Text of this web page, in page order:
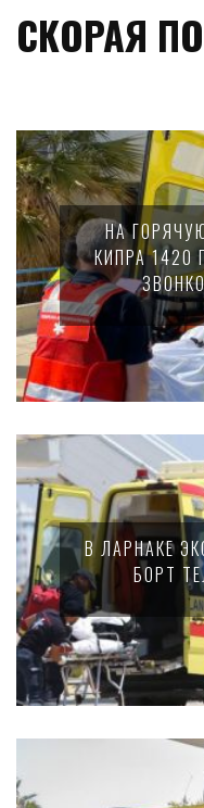
СКОРАЯ
НА
КИПРА 1420
В ЛАРНАКЕ
БОРТ